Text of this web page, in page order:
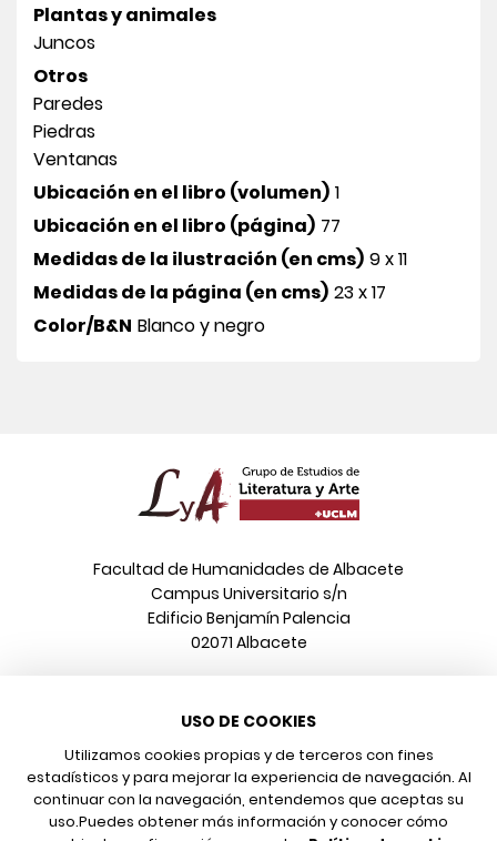
Plantas y animales
Juncos
Otros
Paredes
Piedras
Ventanas
Ubicación en el libro (volumen) 1
Ubicación en el libro (página) 77
Medidas de la ilustración (en cms) 9 x 11
Medidas de la página (en cms) 23 x 17
Color/B&N Blanco y negro
Facultad de Humanidades de Albacete
Campus Universitario s/n
Edificio Benjamín Palencia
02071 Albacete
967 599 376
Correo electrónico
info@poeonline.es
© 2026 UCLM, Grupo de Estudios de Literatura y Arte
USO DE COOKIES
Utilizamos cookies propias y de terceros con fines
estadísticos y para mejorar la experiencia de navegación. Al
continuar con la navegación, entendemos que aceptas su
uso.Puedes obtener más información y conocer cómo